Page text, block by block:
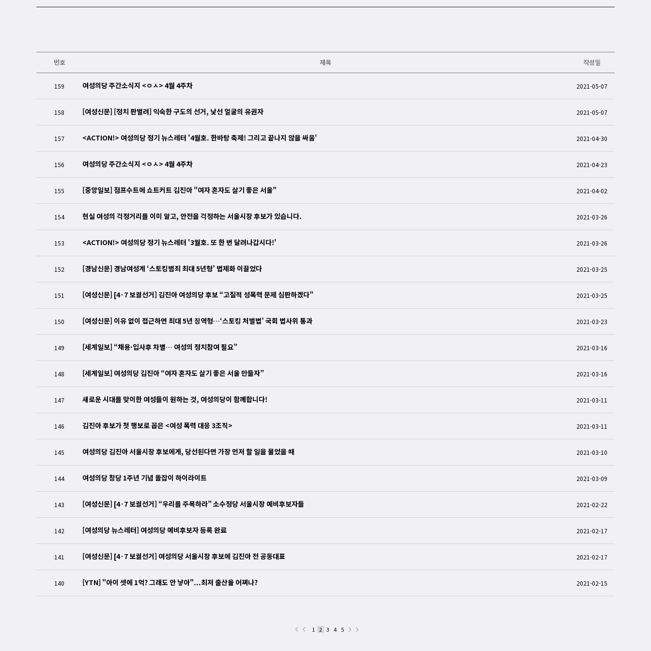
번호 제목 작성일
159 여성의당 주간소식지 <ㅇㅅ> 4월 4주차 2021-05-07
158 [여성신문] [정치 판벌려] 익숙한 구도의 선거, 낯선 얼굴의 유권자 2021-05-07
157 <ACTION!> 여성의당 정기 뉴스레터 '4월호. 한바탕 축제! 그리고 끝나지 않을 싸움' 2021-04-30
156 여성의당 주간소식지 <ㅇㅅ> 4월 4주차 2021-04-23
155 [중앙일보] 점프수트에 쇼트커트 김진아 "여자 혼자도 살기 좋은 서울" 2021-04-02
154 현실 여성의 걱정거리를 이미 알고, 안전을 걱정하는 서울시장 후보가 있습니다. 2021-03-26
153 <ACTION!> 여성의당 정기 뉴스레터 '3월호. 또 한 번 달려나갑시다!' 2021-03-26
152 [경남신문] 경남여성계 ‘스토킹범죄 최대 5년형’ 법제화 이끌었다 2021-03-25
151 [여성신문] [4·7 보궐선거] 김진아 여성의당 후보 “고질적 성폭력 문제 심판하겠다” 2021-03-25
150 [여성신문] 이유 없이 접근하면 최대 5년 징역형…‘스토킹 처벌법’ 국회 법사위 통과 2021-03-23
149 [세계일보] “채용·입사후 차별… 여성의 정치참여 필요” 2021-03-16
148 [세계일보] 여성의당 김진아 “여자 혼자도 살기 좋은 서울 만들자” 2021-03-16
147 새로운 시대를 맞이한 여성들이 원하는 것, 여성의당이 함께합니다! 2021-03-11
146 김진아 후보가 첫 행보로 꼽은 <여성 폭력 대응 3조직> 2021-03-11
145 여성의당 김진아 서울시장 후보에게, 당선된다면 가장 먼저 할 일을 물었을 때 2021-03-10
144 여성의당 창당 1주년 기념 돌잡이 하이라이트 2021-03-09
143 [여성신문] [4·7 보궐선거] “우리를 주목하라” 소수정당 서울시장 예비후보자들 2021-02-22
142 [여성의당 뉴스레터] 여성의당 예비후보자 등록 완료 2021-02-17
141 [여성신문] [4·7 보궐선거] 여성의당 서울시장 후보에 김진아 전 공동대표 2021-02-17
140 [YTN] "아이 셋에 1억? 그래도 안 낳아"...최저 출산율 어쩌나? 2021-02-15
1 2 3 4 5